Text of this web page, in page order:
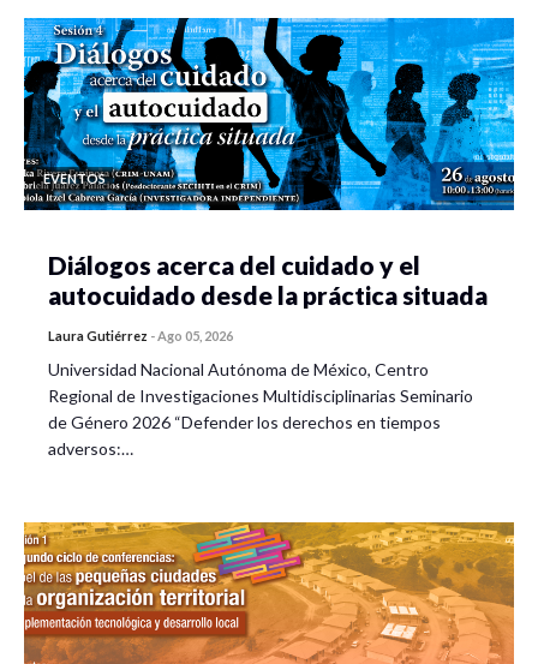
EVENTOS
Diálogos acerca del cuidado y el
autocuidado desde la práctica situada
Laura Gutiérrez - Ago 05, 2026
Universidad Nacional Autónoma de México, Centro
Regional de Investigaciones Multidisciplinarias Seminario
de Género 2026 “Defender los derechos en tiempos
adversos:…